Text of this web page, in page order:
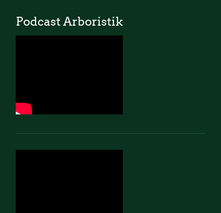
Podcast Arboristik